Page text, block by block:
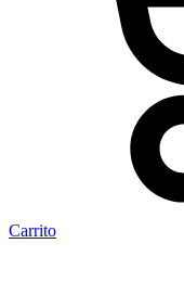
Carrito